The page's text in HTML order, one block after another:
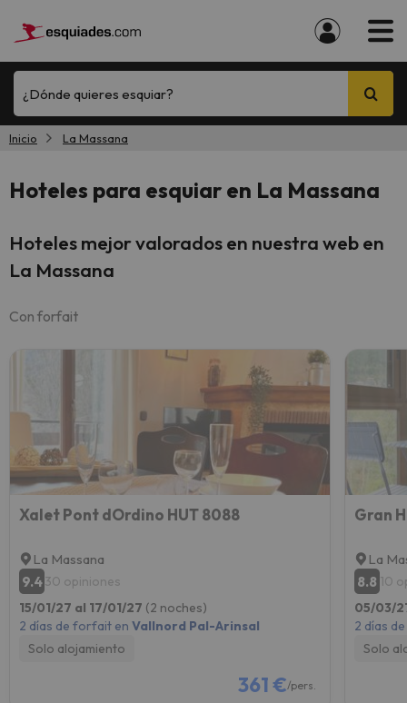
¿Dónde quieres esquiar?
Inicio La Massana
Hoteles para esquiar en La Massana
Hoteles mejor valorados en nuestra web en
La Massana
Con forfait
Xalet Pont dOrdino HUT 8088
La Massana
9.430 opiniones
15/01/27 al 17/01/27 (2 noches)
2 días de forfait en Vallnord Pal-Arinsal
Solo alojamiento
361 €/pers.
La
8.8 10
05/03/
2 días
Solo